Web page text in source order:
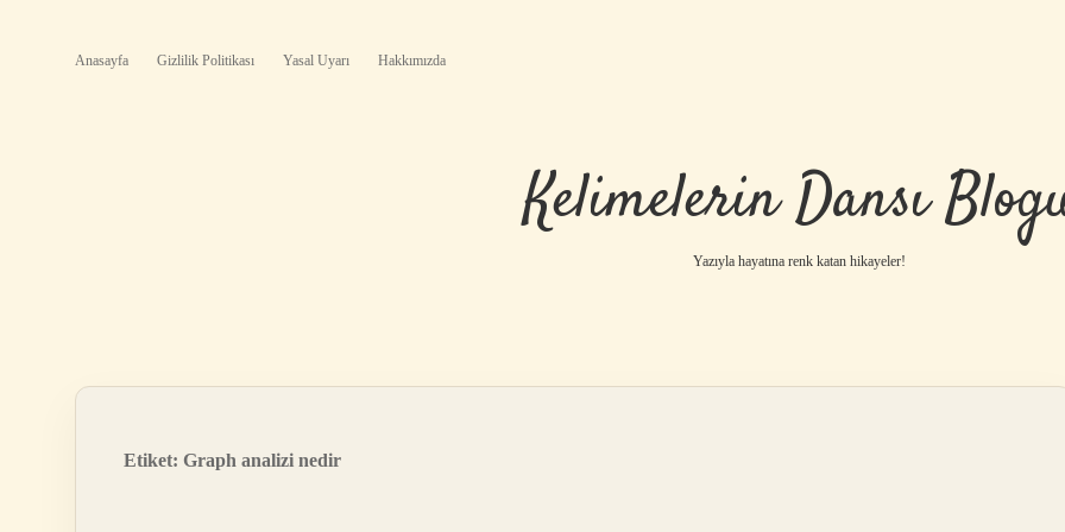
Anasayfa Gizlilik Politikası Yasal Uyarı Hakkımızda
Kelimelerin Dansı
Yazıyla hayatına renk katan hikayeler!
Etiket: Graph analizi nedir